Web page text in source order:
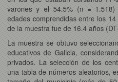
varones y el 54.5% (n = 1.518)
edades comprendidas entre los
de la muestra fue de 16.4 años
La muestra se obtuvo
educativos de Galicia,
privados. La selección de los
una tabla de números aleatorios,